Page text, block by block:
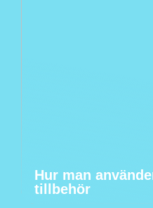
Hur man
tillbehör